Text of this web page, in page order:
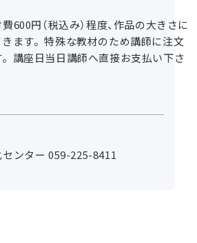
600円（税込み）程度、作品の大きさに
ます。特殊な教材のため講師に注文
講座日当日講師へ直接お支払い下さ
ンター 059-225-8411